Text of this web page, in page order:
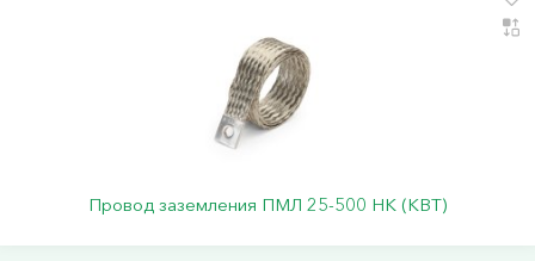
Провод заземления ПМЛ 25-500 НК (КВТ)